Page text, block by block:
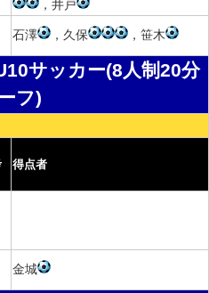
，井戸
石澤 ，久保 ，笹木
サッカー(8人制20分
フ)
得点者
金城